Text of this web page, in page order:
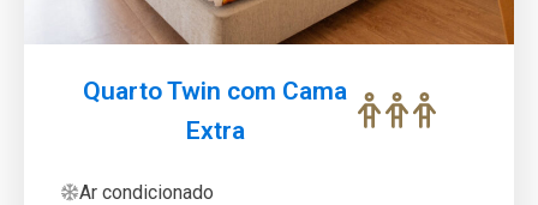
Quarto Twin com Cama
Extra
Ar condicionado